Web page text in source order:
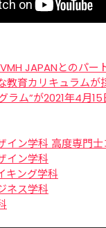
JAPANとのパー
教育カリキュラムが
ラム”が2021年4月
イン学科 高度専門士
イン学科
キング学科
ネス学科